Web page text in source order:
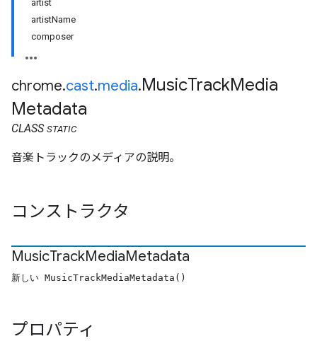
artist
artistName
composer
chrome.cast.media.MusicTrackMedia
Metadata
CLASS STATIC
音楽トラックのメディアの説明。
コンストラクタ
MusicTrackMediaMetadata
新しい MusicTrackMediaMetadata()
プロパティ